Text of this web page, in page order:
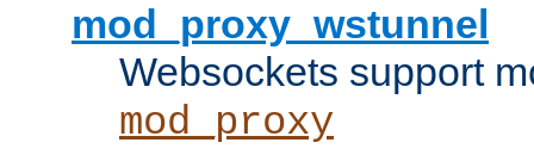
mod_proxy_wstunnel
Websockets support
mod_proxy